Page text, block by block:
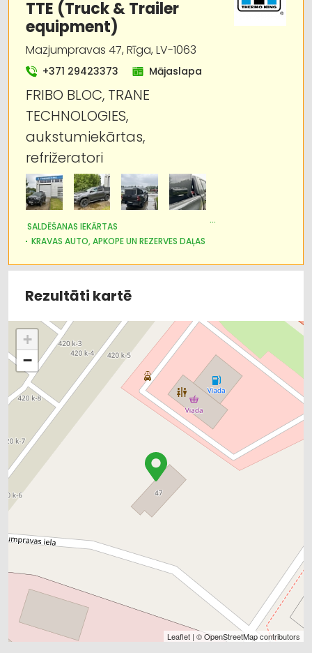
Kravas auto, apkope un rezerves daļas
Kravu pārvadājumi: auto
Saldēšanas iekārtas
TTE (Truck & Trailer
equipment)
Mazjumpravas 47, Rīga, LV-1063
+371 29423373 Mājaslapa
FRIBO BLOC, TRANE
TECHNOLOGIES,
aukstumiekārtas,
refrižeratori
SALDĒŠANAS IEKĀRTAS
KRAVAS AUTO, APKOPE UN REZERVES DAĻAS
KRAVU PĀRVADĀJUMI: AUTO
AUTOTRANSPORTS
AUTO REZERVES DAĻU TIRDZNIECĪBA
Rezultāti kartē
+
−
Leaflet | ©OpenStreetMapcontributors